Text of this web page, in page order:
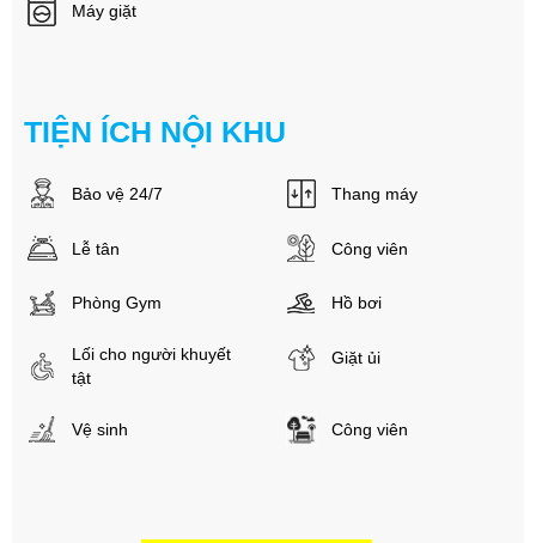
Máy giặt
TIỆN ÍCH NỘI KHU
Bảo vệ 24/7 Thang máy
Lễ tân Công viên
Phòng Gym Hồ bơi
Lối cho người khuyết
tật
Giặt ủi
Vệ sinh Công viên